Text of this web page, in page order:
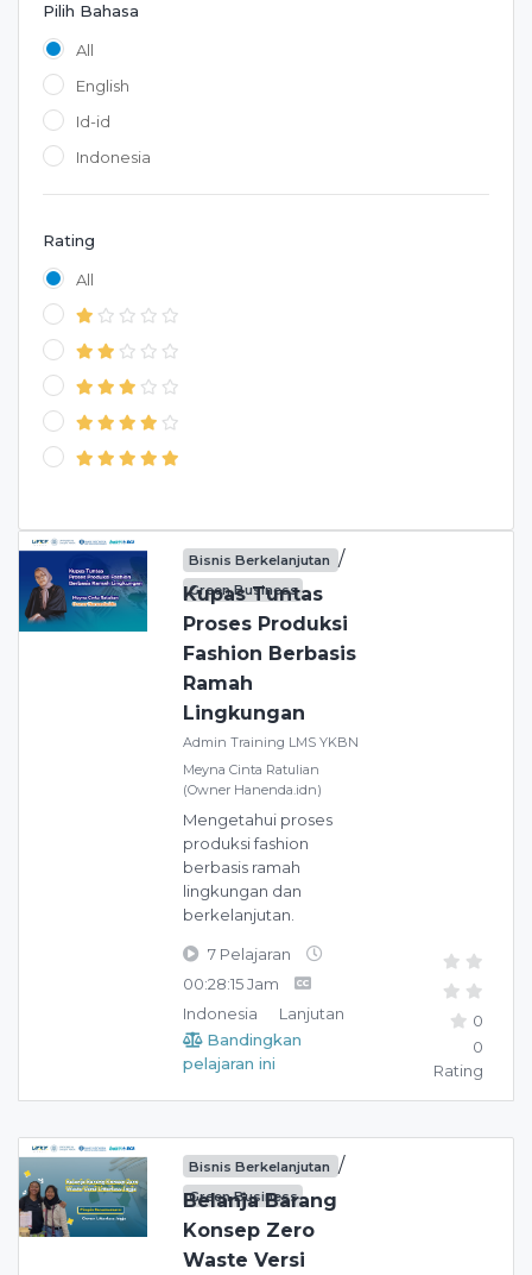
Pilih Bahasa
All
English
Id-id
Indonesia
Rating
All
Bisnis Berkelanjutan /
Green Business
Kupas Tuntas
Proses Produksi
Fashion Berbasis
Ramah
Lingkungan
Admin Training LMS YKBN
Meyna Cinta Ratulian
(Owner Hanenda.idn)
Mengetahui proses
produksi fashion
berbasis ramah
lingkungan dan
berkelanjutan.
7 Pelajaran
00:28:15 Jam
Indonesia
Lanjutan
Bandingkan
pelajaran ini
0
0
Rating
Bisnis Berkelanjutan /
Green Business
Belanja Barang
Konsep Zero
Waste Versi